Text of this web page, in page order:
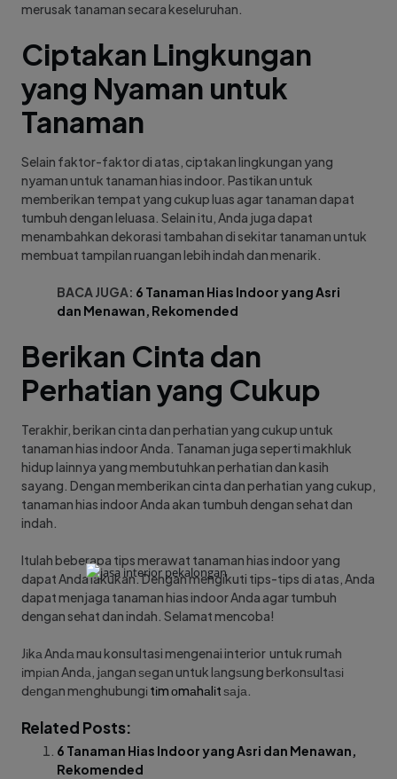
merusak tanaman secara keseluruhan.
Ciptakan Lingkungan
yang Nyaman untuk
Tanaman
Selain faktor-faktor di atas, ciptakan lingkungan yang
nyaman untuk tanaman hias indoor. Pastikan untuk
memberikan tempat yang cukup luas agar tanaman dapat
tumbuh dengan leluasa. Selain itu, Anda juga dapat
menambahkan dekorasi tambahan di sekitar tanaman untuk
membuat tampilan ruangan lebih indah dan menarik.
BACA JUGA: 6 Tanaman Hias Indoor yang Asri
dan Menawan, Rekomended
Berikan Cinta dan
Perhatian yang Cukup
Terakhir, berikan cinta dan perhatian yang cukup untuk
tanaman hias indoor Anda. Tanaman juga seperti makhluk
hidup lainnya yang membutuhkan perhatian dan kasih
sayang. Dengan memberikan cinta dan perhatian yang cukup,
tanaman hias indoor Anda akan tumbuh dengan sehat dan
indah.
Itulah beberapa tips merawat tanaman hias indoor yang
dapat Anda lakukan. Dengan mengikuti tips-tips di atas, Anda
dapat menjaga tanaman hias indoor Anda agar tumbuh
dengan sehat dan indah. Selamat mencoba!
Jіkа Andа mau konsultasi mengenai interior untuk rumаh
іmріаn Andа, jаngаn ѕеgаn untuk lаngѕung bеrkоnѕultаѕі
dеngаn mеnghubungі tіm оmаhаlіtѕаjа.
Related Posts:
6 Tanaman Hias Indoor yang Asri dan Menawan,
Rekomended